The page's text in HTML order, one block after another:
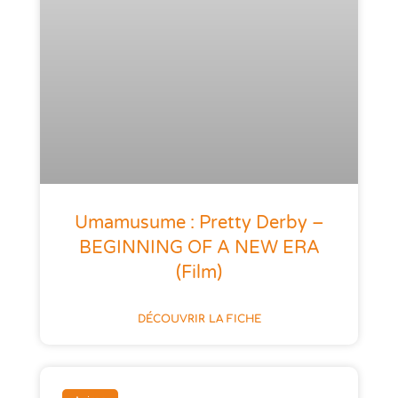
Umamusume : Pretty Derby –
BEGINNING OF A NEW ERA
(film)
DÉCOUVRIR LA FICHE